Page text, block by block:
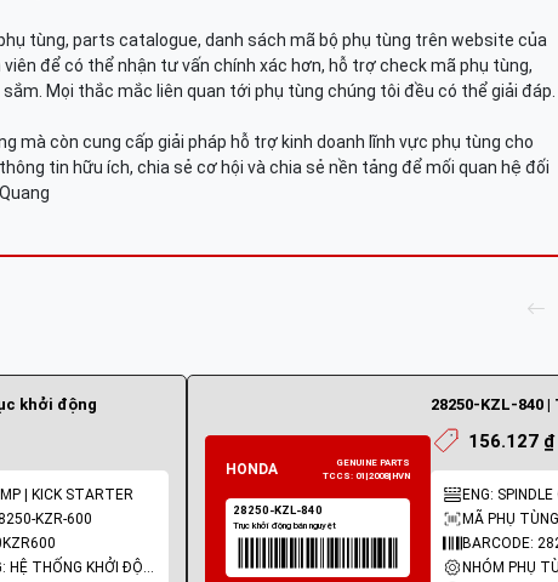
tùng, parts catalogue, danh sách mã bộ phụ tùng trên website của
để có thể nhận tư vấn chính xác hơn, hỗ trợ check mã phụ tùng,
Mọi thắc mắc liên quan tới phụ tùng chúng tôi đều có thể giải đáp.
mà còn cung cấp giải pháp hỗ trợ kinh doanh lĩnh vực phụ tùng cho
tin hữu ích, chia sẻ cơ hội và chia sẻ nền tảng để mối quan hệ đối
khởi động
| KICK STARTER
KZR-600
NHÓM PHỤ TÙNG: HỆ THỐNG KHỞI ĐỘNG - ĐỀ
156.127 ₫
ENG:
MÃ PHỤ
BARCODE: